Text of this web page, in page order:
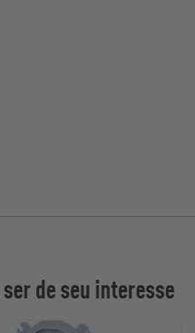
de seu interesse